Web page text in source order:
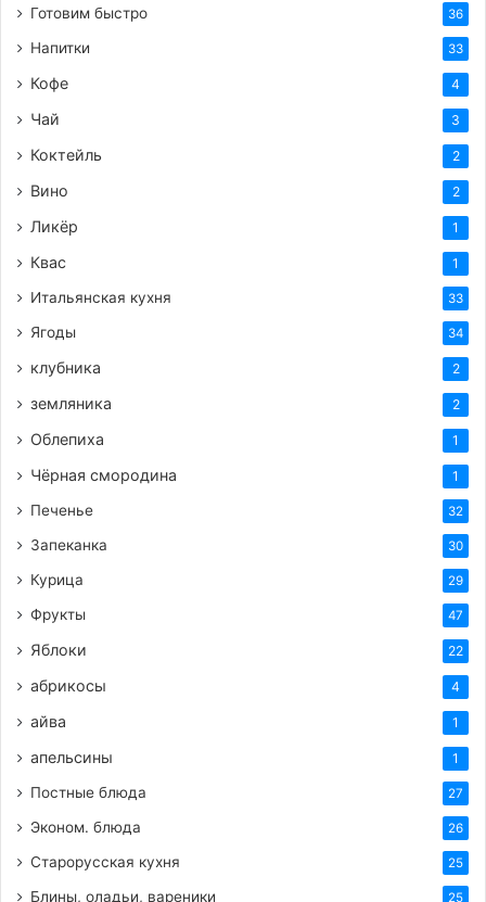
Готовим быстро 36
Напитки 33
Кофе 4
Чай 3
Коктейль 2
Вино 2
Ликёр 1
Квас 1
Итальянская кухня 33
Ягоды 34
клубника 2
земляника 2
Облепиха 1
Чёрная смородина 1
Печенье 32
Запеканка 30
Курица 29
Фрукты 47
Яблоки 22
абрикосы 4
айва 1
апельсины 1
Постные блюда 27
Эконом. блюда 26
Старорусская кухня 25
Блины, оладьи, вареники 25